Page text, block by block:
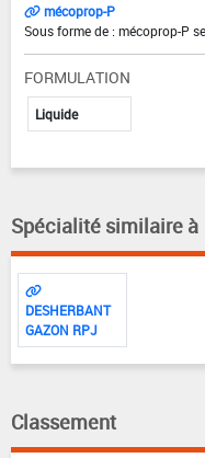
mécoprop-P
Sous forme de : mécoprop-P
FORMULATION
Liquide
Spécialité similaire à
DESHERBANT
GAZON RPJ
Classement